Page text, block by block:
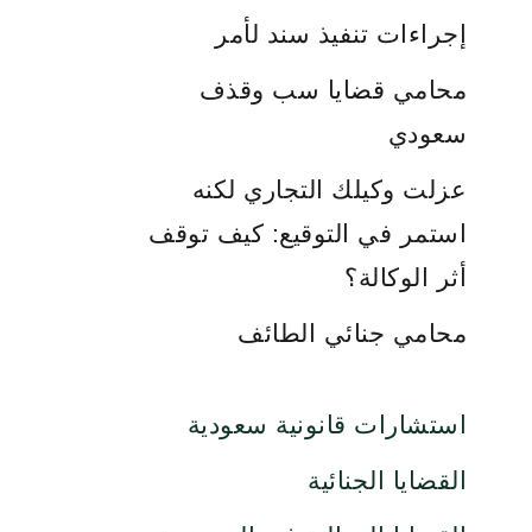
إجراءات تنفيذ سند لأمر
محامي قضايا سب وقذف
سعودي
عزلت وكيلك التجاري لكنه
استمر في التوقيع: كيف توقف
أثر الوكالة؟
محامي جنائي الطائف
استشارات قانونية سعودية
القضايا الجنائية